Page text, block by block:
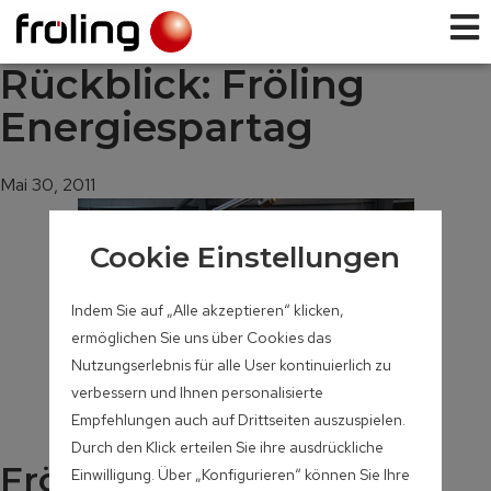
Rückblick: Fröling
Energiespartag
Mai 30, 2011
Fröling Energiespartag:
Cookie Einstellungen
Indem Sie auf „Alle akzeptieren“ klicken,
ermöglichen Sie uns über Cookies das
Nutzungserlebnis für alle User kontinuierlich zu
verbessern und Ihnen personalisierte
Empfehlungen auch auf Drittseiten auszuspielen.
Durch den Klick erteilen Sie ihre ausdrückliche
Einwilligung. Über „Konfigurieren“ können Sie Ihre